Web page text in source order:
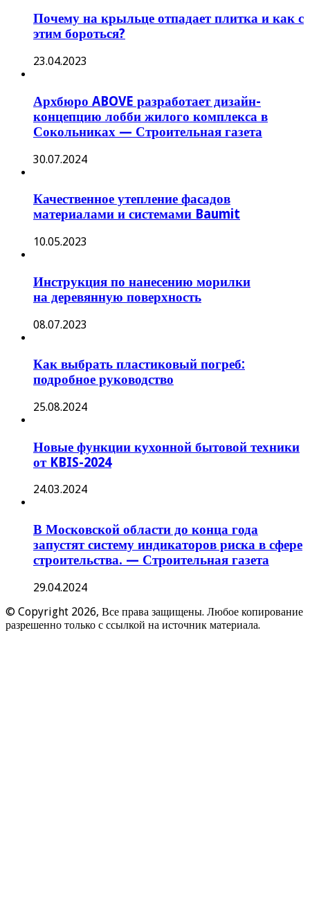
Почему на крыльце отпадает плитка и как с
этим бороться?
23.04.2023
Архбюро ABOVE разработает дизайн-
концепцию лобби жилого комплекса в
Сокольниках — Строительная газета
30.07.2024
Качественное утепление фасадов
материалами и системами Baumit
10.05.2023
Инструкция по нанесению морилки
на деревянную поверхность
08.07.2023
Как выбрать пластиковый погреб:
подробное руководство
25.08.2024
Новые функции кухонной бытовой техники
от KBIS-2024
24.03.2024
В Московской области до конца года
запустят систему индикаторов риска в сфере
строительства. — Строительная газета
29.04.2024
© Copyright 2026, Все права защищены. Любое копирование
разрешенно только с ссылкой на источник материала.